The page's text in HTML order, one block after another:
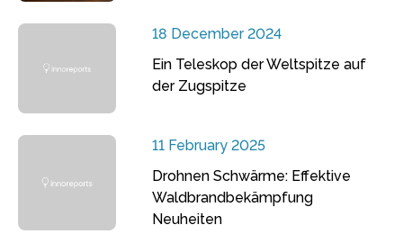
18 December 2024
Ein Teleskop der Weltspitze auf
der Zugspitze
11 February 2025
Drohnen Schwärme: Effektive
Waldbrandbekämpfung
Neuheiten